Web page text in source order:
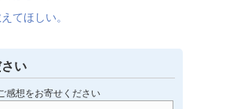
てほしい。
い
感想をお寄せください